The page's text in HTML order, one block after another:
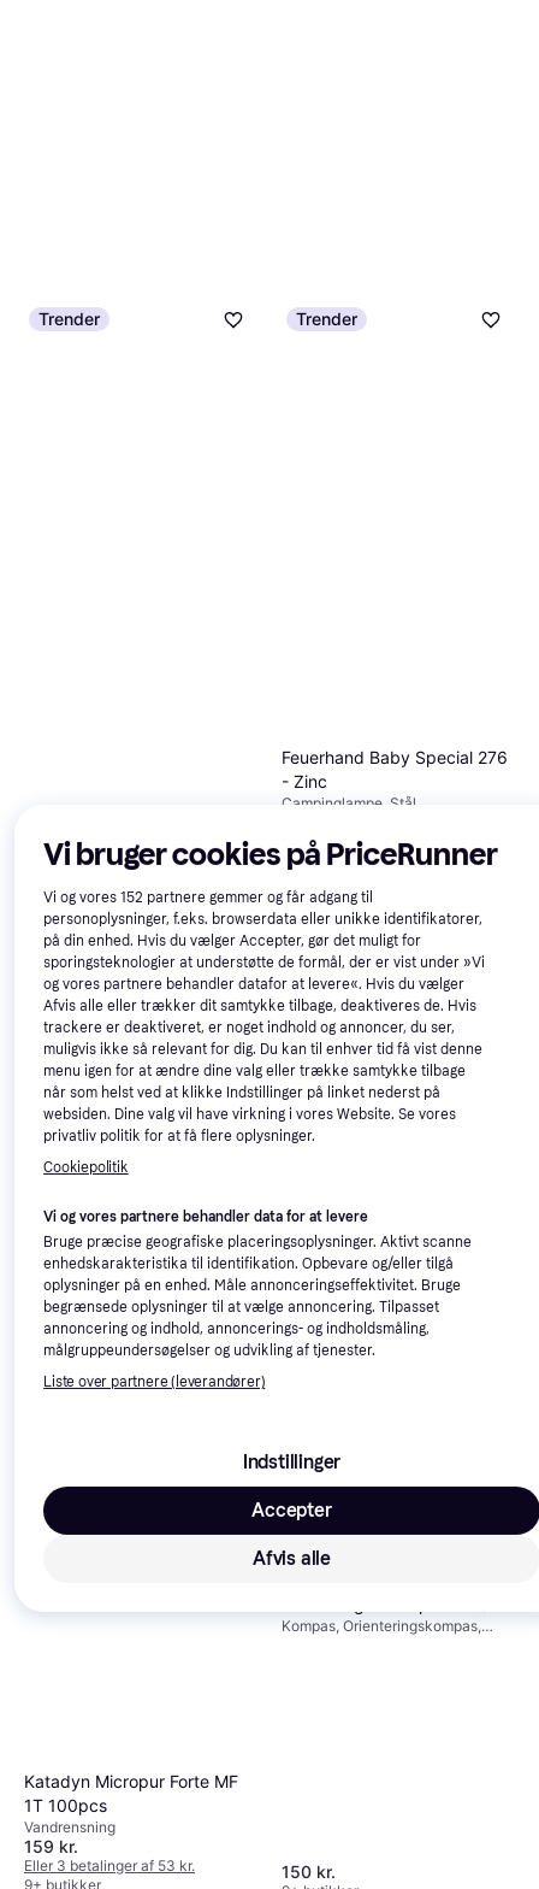
Trender
Lifestraw Peak Squeeze
vandfilterflaske 1L
Vandrensning, Plast
349 kr.
Eller 3 betalinger af 116 kr.
9+ butikker
Trender
Feuerhand Baby Special 276
- Zinc
Campinglampe, Stål
9+ butikker
Sandberg Survivor All-in1
10000mAh
675 kr.
Trender
L Slate Blue
Vandrensning
399 kr.
9+ butikker
Katadyn Micropur Forte MF
1T 100pcs
Vandrensning
159 kr.
Eller 3 betalinger af 53 kr.
9+ butikker
Kompas, Orienteringskompas,
150 kr.
Vi bruger cookies på PriceRunner
Vi og vores152 partnere gemmer og får adgang til
personoplysninger, f.eks. browserdata eller unikke identifikatorer,
på din enhed. Hvis du vælger Accepter, gør det muligt for
sporingsteknologier at understøtte de formål, der er vist under »Vi
og vores partnere behandler datafor at levere«. Hvis du vælger
Afvis alle eller trækker dit samtykke tilbage, deaktiveres de. Hvis
trackere er deaktiveret, er noget indhold og annoncer, du ser,
muligvis ikke så relevant for dig. Du kan til enhver tid få vist denne
menu igen for at ændre dine valg eller trække samtykke tilbage
når som helst ved at klikke Indstillinger på linket nederst på
websiden. Dine valg vil have virkning i vores Website. Se vores
privatliv politik for at få flere oplysninger.
Cookiepolitik
Vi og vores partnere behandler data for at levere
Bruge præcise geografiske placeringsoplysninger. Aktivt scanne
enhedskarakteristika til identifikation. Opbevare og/eller tilgå
oplysninger på en enhed. Måle annonceringseffektivitet. Bruge
begrænsede oplysninger til at vælge annoncering. Tilpasset
annoncering og indhold, annoncerings- og indholdsmåling,
målgruppeundersøgelser og udvikling af tjenester.
Liste over partnere (leverandører)
Indstillinger
Afvis alle
Accepter